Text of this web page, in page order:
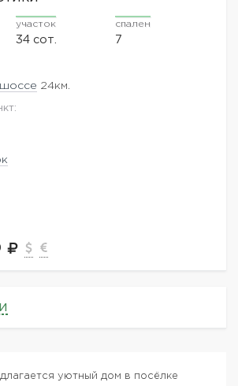
участок
34 сот.
спален
7
24км.
уютный дом в посёлке